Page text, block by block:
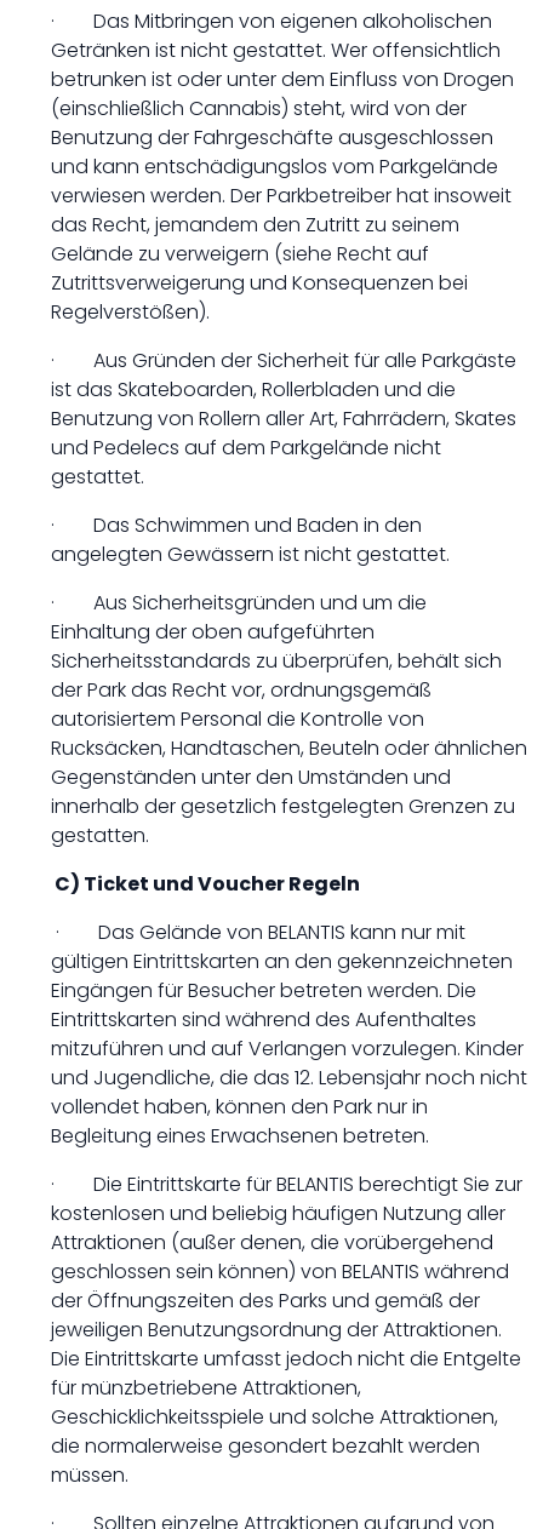
· Das Mitbringen von eigenen alkoholischen
Getränken ist nicht gestattet. Wer offensichtlich
betrunken ist oder unter dem Einfluss von Drogen
(einschließlich Cannabis) steht, wird von der
Benutzung der Fahrgeschäfte ausgeschlossen
und kann entschädigungslos vom Parkgelände
verwiesen werden. Der Parkbetreiber hat insoweit
das Recht, jemandem den Zutritt zu seinem
Gelände zu verweigern (siehe Recht auf
Zutrittsverweigerung und Konsequenzen bei
Regelverstößen).
· Aus Gründen der Sicherheit für alle Parkgäste
ist das Skateboarden, Rollerbladen und die
Benutzung von Rollern aller Art, Fahrrädern, Skates
und Pedelecs auf dem Parkgelände nicht
gestattet.
· Das Schwimmen und Baden in den
angelegten Gewässern ist nicht gestattet.
· Aus Sicherheitsgründen und um die
Einhaltung der oben aufgeführten
Sicherheitsstandards zu überprüfen, behält sich
der Park das Recht vor, ordnungsgemäß
autorisiertem Personal die Kontrolle von
Rucksäcken, Handtaschen, Beuteln oder ähnlichen
Gegenständen unter den Umständen und
innerhalb der gesetzlich festgelegten Grenzen zu
gestatten.
C) Ticket und Voucher Regeln
· Das Gelände von BELANTIS kann nur mit
gültigen Eintrittskarten an den gekennzeichneten
Eingängen für Besucher betreten werden. Die
Eintrittskarten sind während des Aufenthaltes
mitzuführen und auf Verlangen vorzulegen. Kinder
und Jugendliche, die das 12. Lebensjahr noch nicht
vollendet haben, können den Park nur in
Begleitung eines Erwachsenen betreten.
· Die Eintrittskarte für BELANTIS berechtigt Sie zur
kostenlosen und beliebig häufigen Nutzung aller
Attraktionen (außer denen, die vorübergehend
geschlossen sein können) von BELANTIS während
der Öffnungszeiten des Parks und gemäß der
jeweiligen Benutzungsordnung der Attraktionen.
Die Eintrittskarte umfasst jedoch nicht die Entgelte
für münzbetriebene Attraktionen,
Geschicklichkeitsspiele und solche Attraktionen,
die normalerweise gesondert bezahlt werden
müssen.